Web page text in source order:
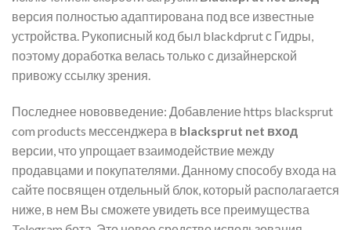
версия полностью адаптирована под все известные
устройства. Рукописный код был blackdprut с Гидры,
поэтому доработка велась только с дизайнерской
привожу ссылку зрения.
Последнее нововведение: Добавление https blacksprut
com products мессенджера в blacksprut net вход
версии, что упрощает взаимодействие между
продавцами и покупателями. Данному способу входа на
сайте посвящен отдельный блок, который располагается
ниже, в нем Вы сможете увидеть все преимущества